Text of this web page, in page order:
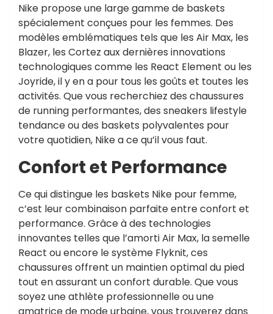
Nike propose une large gamme de baskets
spécialement conçues pour les femmes. Des
modèles emblématiques tels que les Air Max, les
Blazer, les Cortez aux dernières innovations
technologiques comme les React Element ou les
Joyride, il y en a pour tous les goûts et toutes les
activités. Que vous recherchiez des chaussures
de running performantes, des sneakers lifestyle
tendance ou des baskets polyvalentes pour
votre quotidien, Nike a ce qu’il vous faut.
Confort et Performance
Ce qui distingue les baskets Nike pour femme,
c’est leur combinaison parfaite entre confort et
performance. Grâce à des technologies
innovantes telles que l’amorti Air Max, la semelle
React ou encore le système Flyknit, ces
chaussures offrent un maintien optimal du pied
tout en assurant un confort durable. Que vous
soyez une athlète professionnelle ou une
amatrice de mode urbaine, vous trouverez dans